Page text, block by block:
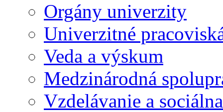
Orgány univerzity
Univerzitné
Veda a výskum
Medzinárodná
Vzdelávanie a